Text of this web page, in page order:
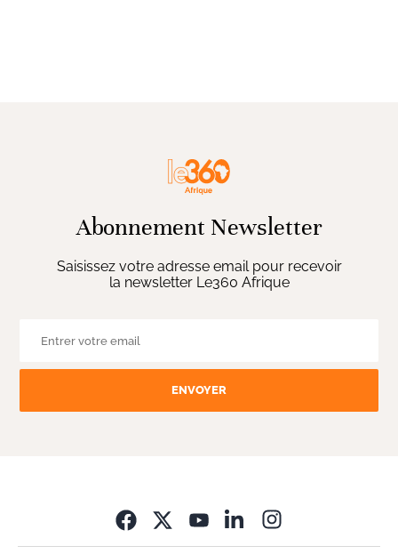
Abonnement Newsletter
Saisissez votre adresse email pour recevoir
la newsletter Le360 Afrique
ENVOYER